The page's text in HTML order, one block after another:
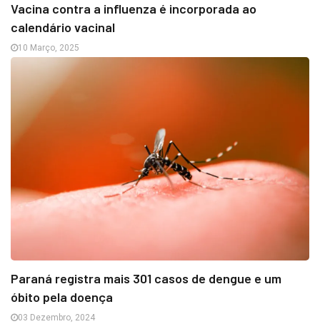
Vacina contra a influenza é incorporada ao
calendário vacinal
10 Março, 2025
Paraná registra mais 301 casos de dengue e um
óbito pela doença
03 Dezembro, 2024